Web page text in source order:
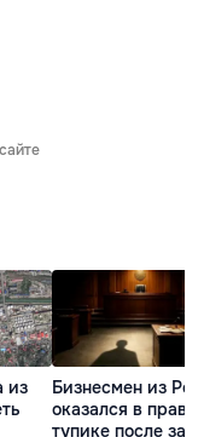
из
Бизнесмен из
оказался в
тупике после